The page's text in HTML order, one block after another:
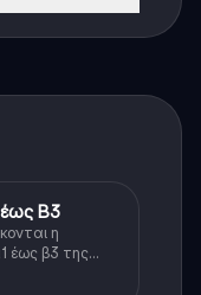
έως Β3
η
έως β3 της
γ λυκείου οι